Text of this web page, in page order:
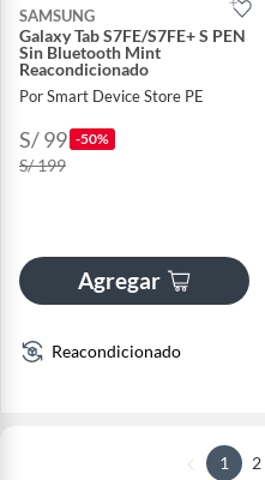
SAMSUNG
Galaxy Tab S7FE/S7FE+ S PEN
Sin Bluetooth Mint
Reacondicionado
Por Smart Device Store PE
S/ 99 -50%
S/ 199
Agregar
Reacondicionado
1 2